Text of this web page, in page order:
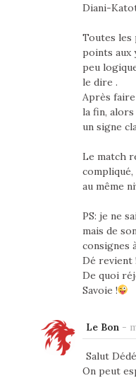
Diani-
Toutes les
points aux
peu
le dire .
Après
la fin,
un signe
Le match
au même
PS: je ne
mais de
consignes
Dé revient
De quoi
Savoie !
Le Bon -
Salut
On peut